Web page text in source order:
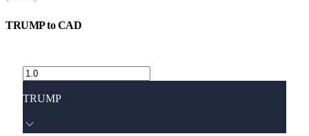
TRUMPtoCAD
TRUMP